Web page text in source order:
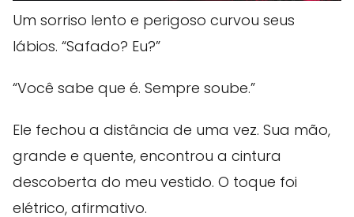
Um sorriso lento e perigoso curvou seus
lábios. “Safado? Eu?”
“Você sabe que é. Sempre soube.”
Ele fechou a distância de uma vez. Sua mão,
grande e quente, encontrou a cintura
descoberta do meu vestido. O toque foi
elétrico, afirmativo.